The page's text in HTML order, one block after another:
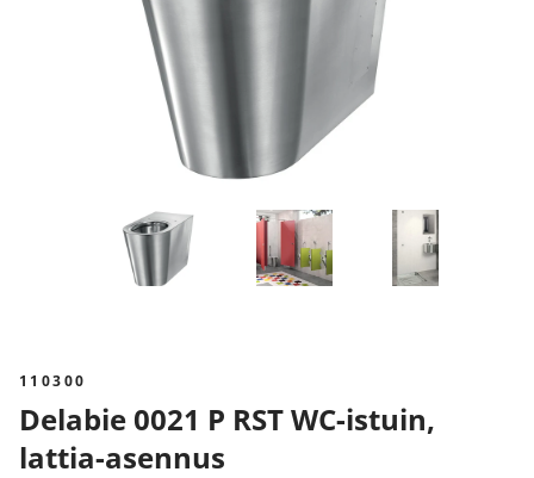
110300
Delabie 0021 P RST WC-istuin,
lattia-asennus